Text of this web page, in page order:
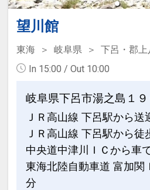
います。
何卒ご理解、ご了承くだ
は使用できません。
・岩盤浴は男性のみの
なります。
■その他■
・ＪＲでお越しの場合
料タクシー送迎があり
せください。
望川館
東海 岐阜県 下呂・郡上
In 15:00 / Out 10:00
岐阜県下呂市湯之島１９
ＪＲ高山線 下呂駅から送
ＪＲ高山線 下呂駅から徒
中央道中津川ＩＣから車
東海北陸自動車道 富加関
分